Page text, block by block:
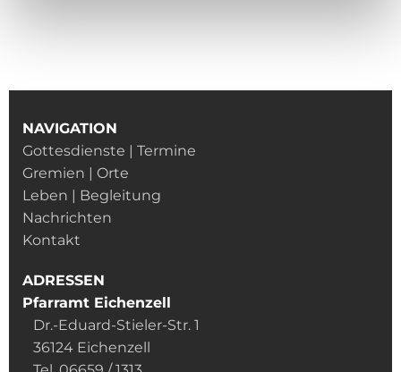
NAVIGATION
Gottesdienste | Termine
Gremien | Orte
Leben | Begleitung
Nachrichten
Kontakt
ADRESSEN
Pfarramt Eichenzell
Dr.-Eduard-Stieler-Str. 1
36124 Eichenzell